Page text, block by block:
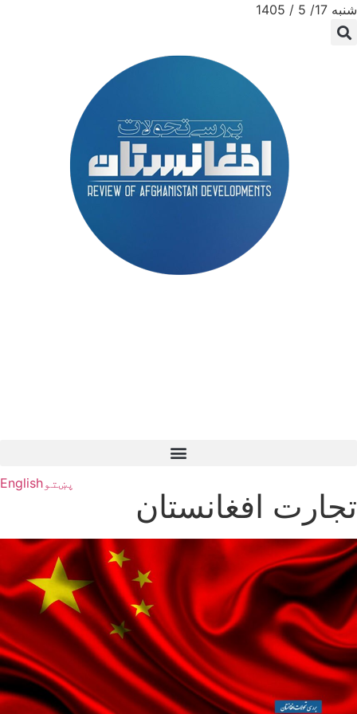
شنبه 17/ 5 / 1405
پښتوEnglish
تجارت افغانستان